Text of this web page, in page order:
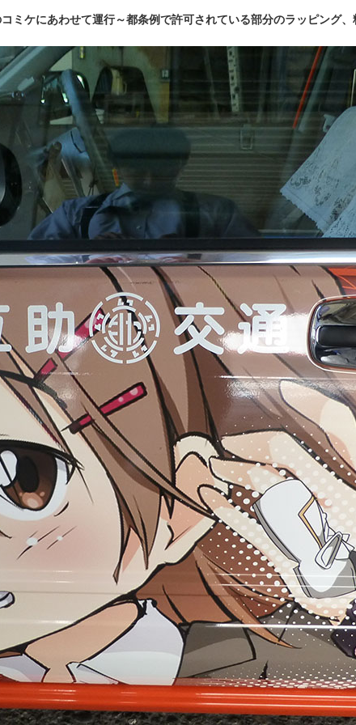
ミケにあわせて運行～都条例で許可されている部分のラッピング、